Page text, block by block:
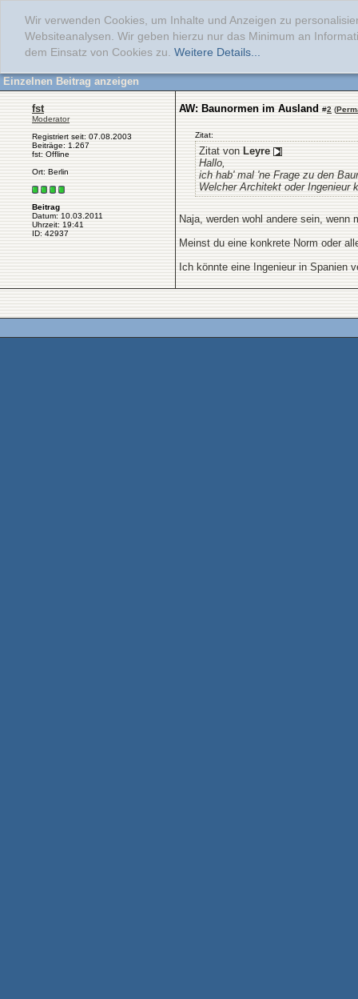
Wir verwenden Cookies, um Inhalte und Anzeigen zu
Websiteanalysen. Wir geben hierzu nur das Minimum an
dem Einsatz von Cookies zu. Weitere Details...
Einzelnen Beitrag anzeigen
fst
Moderator
Registriert seit: 07.08.2003
Beiträge: 1.267
fst: Offline
Ort: Berlin
Beitrag
Datum: 10.03.2011
Uhrzeit: 19:41
ID: 42937
AW: Baunormen im Ausland #2 (
Zitat:
Zitat von Leyre
Hallo,
ich hab' mal 'ne Frage zu den
Welcher Architekt oder Ingenieur
Naja, werden wohl andere sein,
Meinst du eine konkrete Norm oder
Ich könnte eine Ingenieur in Spanien